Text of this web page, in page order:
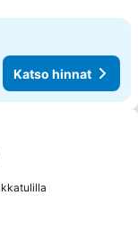
Katso hinnat